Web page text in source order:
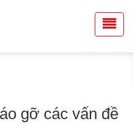
gỡ các vấn đề